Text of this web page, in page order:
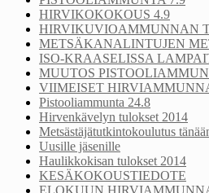
HIRVIKOKOKOUS 4.9
HIRVIKUVIOAMMUNNAN
METSÄKANALINTUJEN
ISO-KRAASELISSA
MUUTOS
VIIMEISET
Pistooliammunta 24.8
Hirvenkävelyn tulokset 2014
Metsästäjätutkintokoulutus
Uusille jäsenille
Haulikkokisan tulokset 2014
KESÄKOKOUSTIEDOTE
ELOKUUN